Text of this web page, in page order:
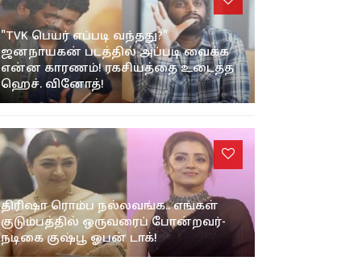
"TVK பெயர் எப்படி வந்தது?"
ஜனநாயகன் படத்தில் அப்படி வைக்க
என்ன காரணம்! ரகசியத்தை உடைத்த
ஹெச். வினோத்!
திரிஷா ரொம்ப நல்லவங்க.. எங்கள்
குடும்பத்தில் ஒருவரைப் போன்றவர்-
நடிகை குஷ்பூ ஓபன் டாக்!